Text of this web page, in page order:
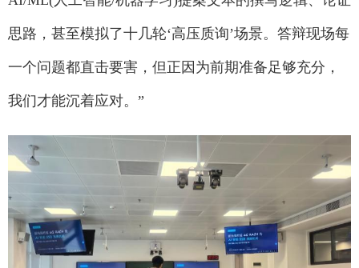
思路，甚至模拟了十几轮‘高压质询’场景。答辩现场每
一个问题都直击要害，但正因为前期准备足够充分，
我们才能沉着应对。”